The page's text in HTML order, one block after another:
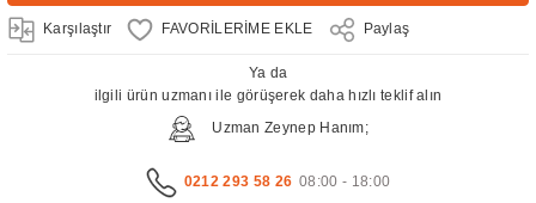
Karşılaştır Paylaş
Ya da
ilgili ürün uzmanı ile görüşerek daha hızlı teklif alın
Uzman Zeynep Hanım;
0212 293 58 26 08:00 - 18:00